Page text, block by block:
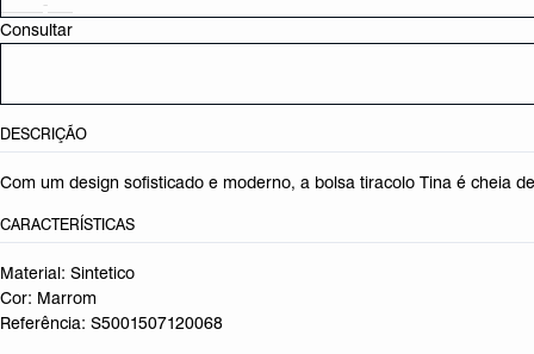
Consultar
DESCRIÇÃO
Com um design sofisticado e moderno, a bolsa tiracolo Tina é cheia
CARACTERÍSTICAS
Material: Sintetico
Cor: Marrom
Referência: S5001507120068